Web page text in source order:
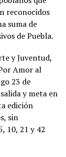
reconocidos
suma de
de Puebla.
y Juventud,
Amor al
23 de
y meta en
edición
sin
10, 21 y 42